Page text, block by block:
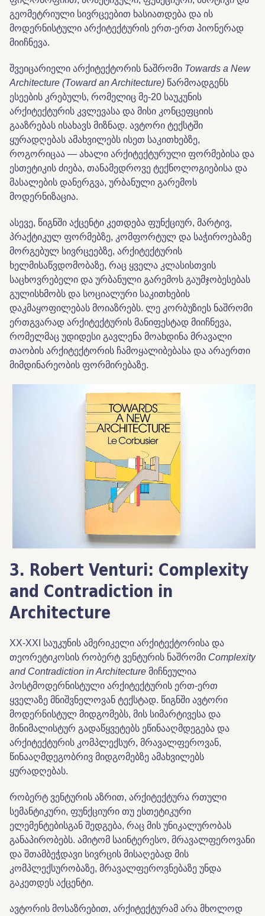
გეომეტრიული სივრცეებით ხასიათდება და ის
მოდერნისტული არქიტექტურის ერთ-ერთ პიონერად
მიიჩნევა.
შვეიცარიელი არქიტექტორის ნაშრომი Towards a New
Architecture (Toward an Architecture) წარმოადგენს
ესეების კრებულს, რომელიც მე-20 საუკუნის
არქიტექტურის კვლევასა და მისი კონცეფციის
გააზრებას ისახავს მიზნად. ავტორი ტექსტში
ყურადღებას ამახვილებს ისეთ საკითხებზე,
როგორიცაა — ახალი არქიტექტურული ფორმებისა და
ესთეტიკის ძიება, თანამედროვე ტექნოლოგიებისა და
მასალების დანერგვა, ურბანული გარემოს
მოდერნიზაცია.
ასევე, წიგნში აქცენტი კეთდება ფუნქციურ, მარტივ,
პრაქტიკულ ფორმებზე, კომფორტულ და საჭიროებაზე
მორგებულ სივრცეებზე, არქიტექტურის
ხელმისაწვდომობაზე, რაც ყველა კლასისთვის
საცხოვრებელი და ურბანული გარემოს გაუმჯობესებას
გულისხმობს და სოციალური საკითხების
დაკმაყოფილებას მოიაზრებს. ლე კორბუზიეს ნაშრომი
ერთგვარად არქიტექტურის მანიფესტად მიიჩნევა,
რომელმაც უდიდესი გავლენა მოახდინა მრავალი
თაობის არქიტექტორის ჩამოყალიბებასა და არაერთი
მიმდინარეობის ფორმირებაზე.
3. Robert Venturi: Complexity
and Contradiction in
Architecture
XX-XXI საუკუნის ამერიკელი არქიტექტორისა და
თეორეტიკოსის რობერტ ვენტურის ნაშრომი Complexity
and Contradiction in Architecture მიჩნეულია
პოსტმოდერნისტული არქიტექტურის ერთ-ერთ
ყველაზე მნიშვნელოვან ტექსტად. წიგნში ავტორი
მოდერნისტულ მიდგომებს, მის სიმარტივესა და
მინიმალისტურ გადაწყვეტებს ეწინააღმდეგება და
არქიტექტურის კომპლექსურ, მრავალფეროვან,
წინააღმდეგობრივ მიდგომებზე ამახვილებს
ყურადღებას.
რობერტ ვენტურის აზრით, არქიტექტურა რთული
სემანტიკური, ფუნქციური თუ ესთეტიკური
ელემენტებისგან შედგება, რაც მის უნიკალურობას
განაპირობებს. ამიტომ საინტერესო, მრავალფეროვანი
და შთამბეჭდავი სივრცის მისაღებად მის
კომპლექსურობაზე, მრავალფეროვნებაზე უნდა
გაკეთდეს აქცენტი.
ავტორის მოსაზრებით, არქიტექტურამ არა მხოლოდ